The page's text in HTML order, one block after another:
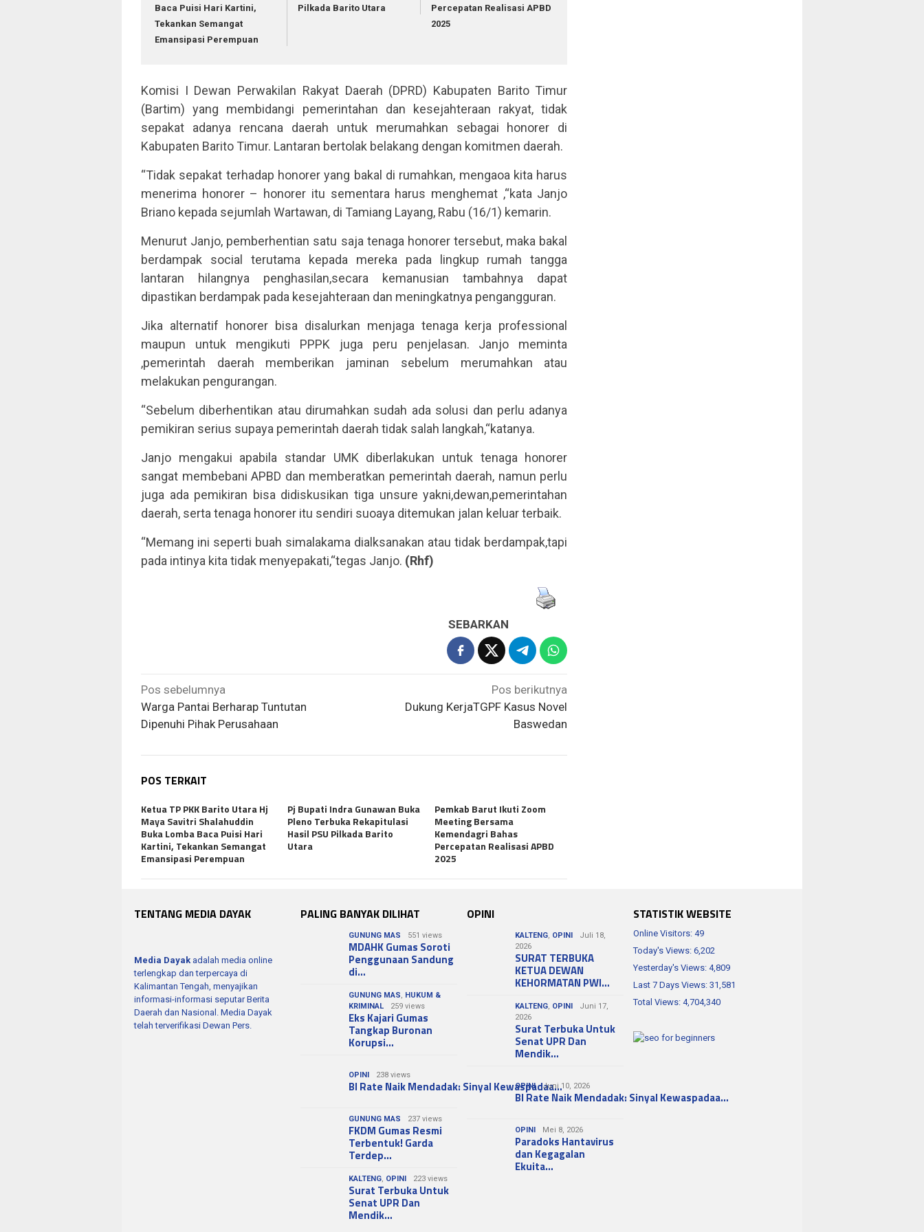
Baca Puisi Hari Kartini,
Tekankan Semangat
Emansipasi Perempuan
Pilkada Barito Utara
Percepatan Realisasi APBD
2025
Komisi I Dewan Perwakilan Rakyat Daerah (DPRD) Kabupaten Barito Timur
(Bartim) yang membidangi pemerintahan dan kesejahteraan rakyat, tidak
sepakat adanya rencana daerah untuk merumahkan sebagai honorer di
Kabupaten Barito Timur. Lantaran bertolak belakang dengan komitmen daerah.
“Tidak sepakat terhadap honorer yang bakal di rumahkan, mengaoa kita harus
menerima honorer – honorer itu sementara harus menghemat ,“kata Janjo
Briano kepada sejumlah Wartawan, di Tamiang Layang, Rabu (16/1) kemarin.
Menurut Janjo, pemberhentian satu saja tenaga honorer tersebut, maka bakal
berdampak social terutama kepada mereka pada lingkup rumah tangga
lantaran hilangnya penghasilan,secara kemanusian tambahnya dapat
dipastikan berdampak pada kesejahteraan dan meningkatnya pengangguran.
Jika alternatif honorer bisa disalurkan menjaga tenaga kerja professional
maupun untuk mengikuti PPPK juga peru penjelasan. Janjo meminta
,pemerintah daerah memberikan jaminan sebelum merumahkan atau
melakukan pengurangan.
“Sebelum diberhentikan atau dirumahkan sudah ada solusi dan perlu adanya
pemikiran serius supaya pemerintah daerah tidak salah langkah,“katanya.
Janjo mengakui apabila standar UMK diberlakukan untuk tenaga honorer
sangat membebani APBD dan memberatkan pemerintah daerah, namun perlu
juga ada pemikiran bisa didiskusikan tiga unsure yakni,dewan,pemerintahan
daerah, serta tenaga honorer itu sendiri suoaya ditemukan jalan keluar terbaik.
“Memang ini seperti buah simalakama dialksanakan atau tidak berdampak,tapi
pada intinya kita tidak menyepakati,“tegas Janjo. (Rhf)
SEBARKAN
Navigasi
pos
Pos sebelumnya
Warga Pantai Berharap Tuntutan
Dipenuhi Pihak Perusahaan
Pos berikutnya
Dukung KerjaTGPF Kasus Novel
Baswedan
POS TERKAIT
Ketua TP PKK Barito Utara Hj
Maya Savitri Shalahuddin
Buka Lomba Baca Puisi Hari
Kartini, Tekankan Semangat
Emansipasi Perempuan
Pj Bupati Indra Gunawan Buka
Pleno Terbuka Rekapitulasi
Hasil PSU Pilkada Barito
Utara
Pemkab Barut Ikuti Zoom
Meeting Bersama
Kemendagri Bahas
Percepatan Realisasi APBD
2025
TENTANG MEDIA DAYAK
Media Dayak adalah media online
terlengkap dan terpercaya di
Kalimantan Tengah, menyajikan
informasi-informasi seputar Berita
Daerah dan Nasional. Media Dayak
telah terverifikasi Dewan Pers.
PALING BANYAK DILIHAT
GUNUNG MAS 551 views
MDAHK Gumas Soroti
Penggunaan Sandung
di…
GUNUNG MAS
HUKUM &
KRIMINAL
259 views
Eks Kajari Gumas
Tangkap Buronan
Korupsi…
OPINI 238 views
BI Rate Naik Mendadak: Sinyal Kewaspadaa…
GUNUNG MAS 237 views
FKDM Gumas Resmi
Terbentuk! Garda
Terdep…
KALTENG OPINI 223 views
Surat Terbuka Untuk
Senat UPR Dan
Mendik…
OPINI
KALTENG OPINI
Juli 18,
2026
SURAT TERBUKA
KETUA DEWAN
KEHORMATAN PWI…
KALTENG OPINI
Juni 17,
2026
Surat Terbuka Untuk
Senat UPR Dan
Mendik…
OPINI Juni 10, 2026
BI Rate Naik Mendadak: Sinyal Kewaspadaa…
OPINI Mei 8, 2026
Paradoks Hantavirus
dan Kegagalan
Ekuita…
STATISTIK WEBSITE
Online Visitors: 49
Today's Views: 6,202
Yesterday's Views: 4,809
Last 7 Days Views: 31,581
Total Views: 4,704,340